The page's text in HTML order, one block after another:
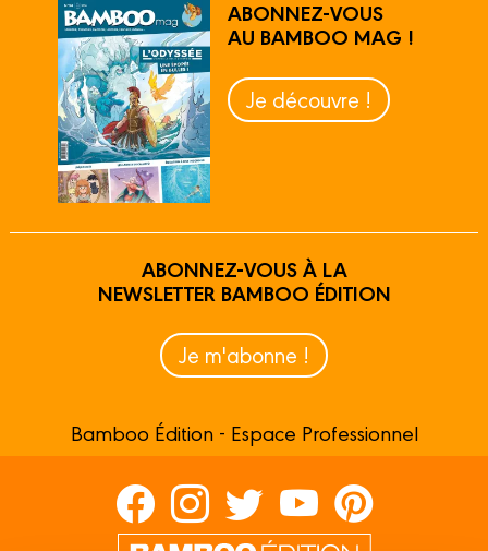
ABONNEZ-VOUS
AU BAMBOO MAG !
Je découvre !
ABONNEZ-VOUS À LA
NEWSLETTER BAMBOO ÉDITION
Je m'abonne !
Bamboo Édition - Espace Professionnel